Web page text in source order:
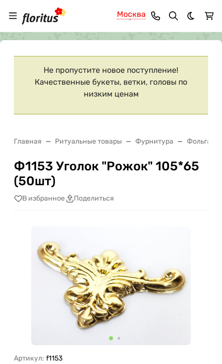
Москва
Ваш городМосква?
Темная
Не пропустите новое поступление!
Качественные букеты, ветки, головы по
низким ценам
Главная Ритуальные товары Фурнитура Фольга
Ф1153 Уголок "Рожок" 105*65
(50шт)
В избранное Поделиться
Артикул: f1153